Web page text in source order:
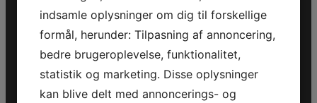
Jet-Trade Powersport
Jegstrupvej 280
8361 Hasselager
indsamle oplysninger om dig til forskellige
formål, herunder: Tilpasning af annoncering,
bedre brugeroplevelse, funktionalitet,
statistik og marketing. Disse oplysninger
kan blive delt med annoncerings- og